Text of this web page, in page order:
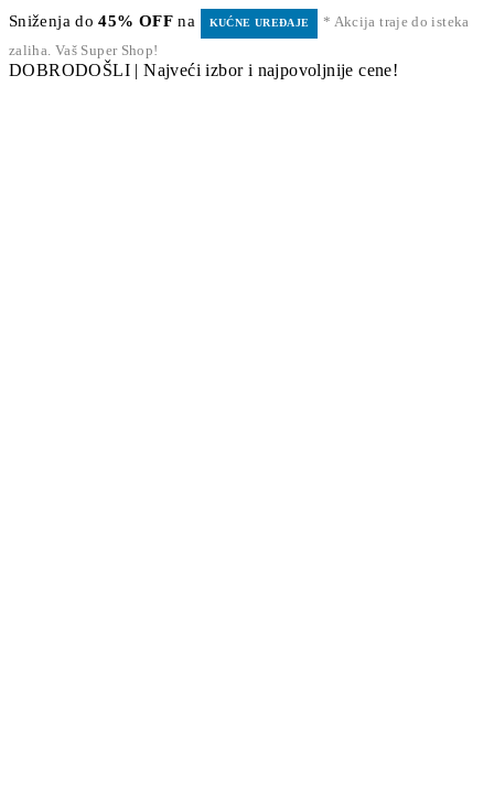
Sniženja do45% OFF na KUĆNE UREĐAJE
* Akcija traje do isteka
zaliha. Vaš Super Shop!
DOBRODOŠLI | Najveći izbor i najpovoljnije cene!